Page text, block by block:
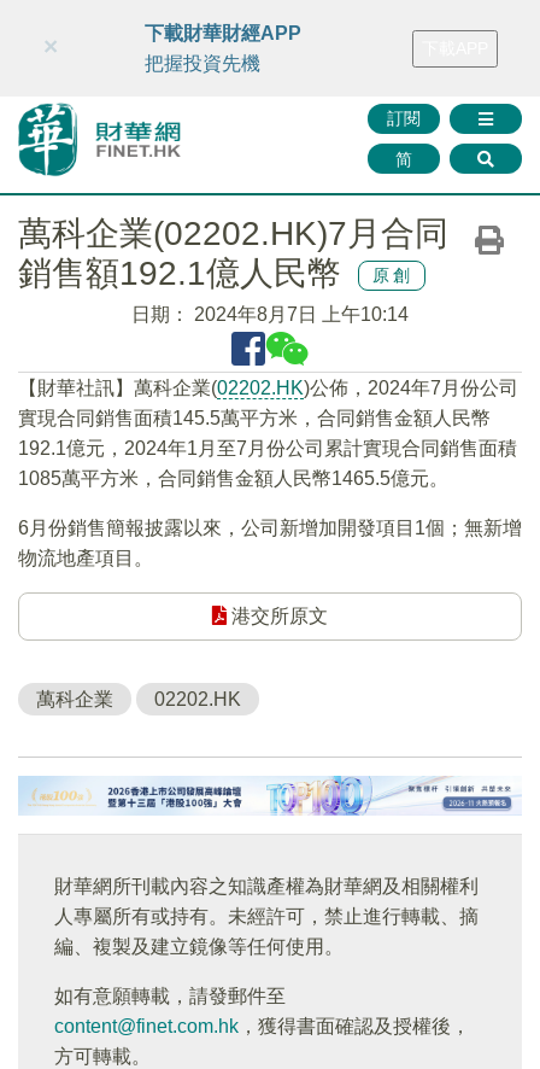
財華智庫網 FINTV FINMETA 財華證券 媒體矩陣
訂閱
简
×
下載財華財經APP
把握投資先機
萬科企業(02202.HK)7月合同
銷售額192.1億人民幣
原創
日期： 2024年8月7日 上午10:14
【財華社訊】萬科企業(02202.HK)公佈，2024年7月份公司
實現合同銷售面積145.5萬平方米，合同銷售金額人民幣
192.1億元，2024年1月至7月份公司累計實現合同銷售面積
1085萬平方米，合同銷售金額人民幣1465.5億元。
6月份銷售簡報披露以來，公司新增加開發項目1個；無新增
物流地產項目。
港交所原文
萬科企業 02202.HK
財華網所刊載內容之知識產權為財華網及相關權利
人專屬所有或持有。未經許可，禁止進行轉載、摘
編、複製及建立鏡像等任何使用。
如有意願轉載，請發郵件至
content@finet.com.hk ，獲得書面確認及授權後，
方可轉載。